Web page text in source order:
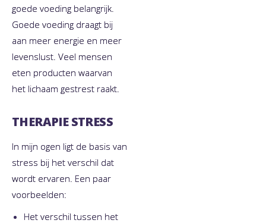
goede voeding belangrijk.
Goede voeding draagt bij
aan meer energie en meer
levenslust. Veel mensen
eten producten waarvan
het lichaam gestrest raakt.
THERAPIE STRESS
In mijn ogen ligt de basis van
stress bij het verschil dat
wordt ervaren. Een paar
voorbeelden:
Het verschil tussen het